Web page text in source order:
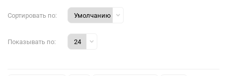
Сортировать по:
Показывать по: